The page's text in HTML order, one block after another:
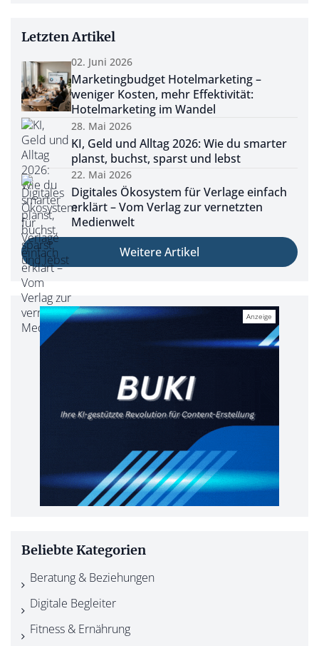
Letzten Artikel
02. Juni 2026
Marketingbudget Hotelmarketing –
weniger Kosten, mehr Effektivität:
Hotelmarketing im Wandel
28. Mai 2026
KI, Geld und Alltag 2026: Wie du smarter
planst, buchst, sparst und lebst
22. Mai 2026
Digitales Ökosystem für Verlage einfach
erklärt – Vom Verlag zur vernetzten
Medienwelt
Weitere Artikel
Beliebte Kategorien
Beratung & Beziehungen
Digitale Begleiter
Fitness & Ernährung